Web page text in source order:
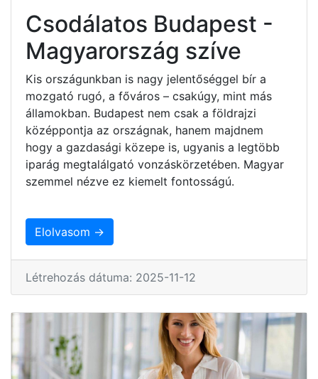
Csodálatos Budapest -
Magyarország szíve
Kis országunkban is nagy jelentőséggel bír a
mozgató rugó, a főváros – csakúgy, mint más
államokban. Budapest nem csak a földrajzi
középpontja az országnak, hanem majdnem
hogy a gazdasági közepe is, ugyanis a legtöbb
iparág megtalálgató vonzáskörzetében. Magyar
szemmel nézve ez kiemelt fontosságú.
Elolvasom →
Létrehozás dátuma: 2025-11-12